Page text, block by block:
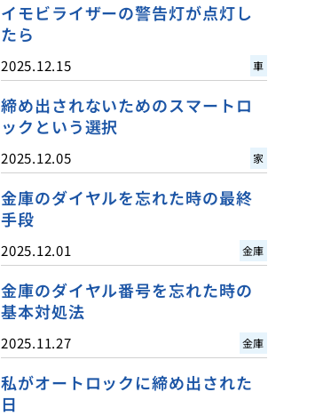
イモビライザーの警告灯が点灯し
たら
2025.12.15 車
締め出されないためのスマートロ
ックという選択
2025.12.05 家
金庫のダイヤルを忘れた時の最終
手段
2025.12.01 金庫
金庫のダイヤル番号を忘れた時の
基本対処法
2025.11.27 金庫
私がオートロックに締め出された
日